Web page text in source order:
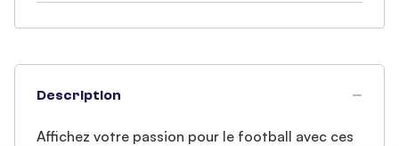
Description
Affichez votre passion pour le football avec ces